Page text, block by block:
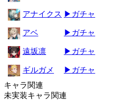
アナイクス ▶ガチャ
アベ ▶ガチャ
遠坂凛 ▶ガチャ
ギルガメ
▶ガチャ
キャラ関連
未実装キャラ関連